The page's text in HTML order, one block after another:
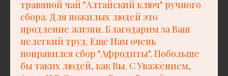
травяной чай "Алтайский ключ" ручного
сбора. Для пожилых людей это
продление жизни. Благодарим за Ваш
нелегкий труд. Еще Нам очень
понравился сбор "Афродиты". Побольше
бы таких людей, как Вы. С Уважением,